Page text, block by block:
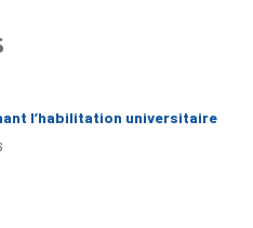
l’habilitation universitaire